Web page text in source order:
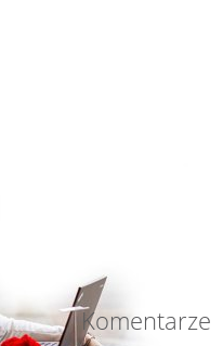
Komentarze